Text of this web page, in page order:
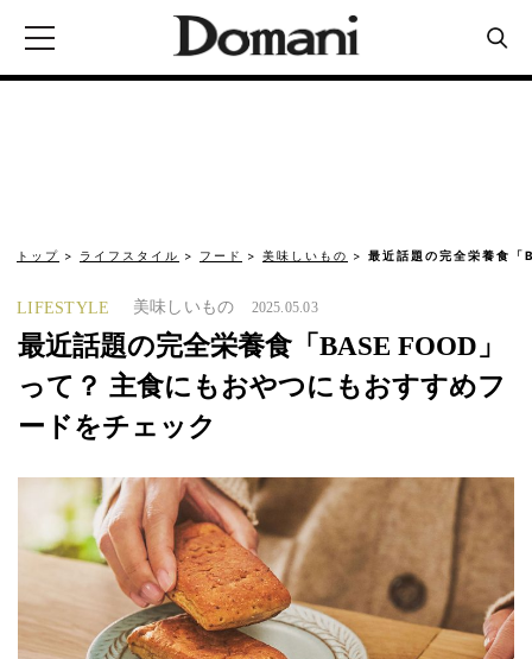
トップ ライフスタイル フード 美味しいもの 最近話題の完全栄養食
LIFESTYLE 美味しいもの 2025.05.03
最近話題の完全栄養食「BASE FOOD」
って？ 主食にもおやつにもおすすめフ
ードをチェック